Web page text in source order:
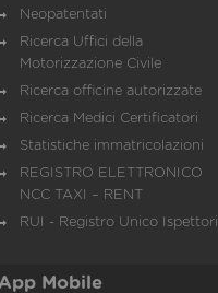
Neopatentati
Ricerca Uffici della
Motorizzazione Civile
Ricerca officine autorizzate
Ricerca Medici Certificatori
Statistiche immatricolazioni
REGISTRO ELETTRONICO
NCC TAXI – RENT
RUI - Registro Unico Ispettori
Mobile